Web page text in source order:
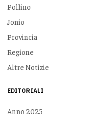
Pollino
Jonio
Provincia
Regione
Altre Notizie
EDITORIALI
Anno 2025